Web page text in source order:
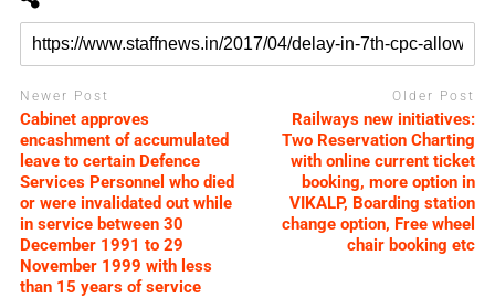
Newer Post
Cabinet approves
encashment of accumulated
leave to certain Defence
Services Personnel who died
or were invalidated out while
in service between 30
December 1991 to 29
November 1999 with less
than 15 years of service
Older Post
Railways new initiatives:
Two Reservation Charting
with online current ticket
booking, more option in
VIKALP, Boarding station
change option, Free wheel
chair booking etc